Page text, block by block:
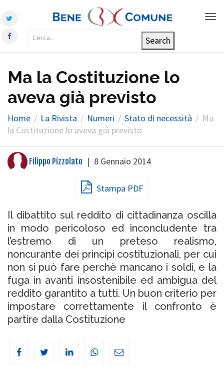
Ma la Costituzione lo
aveva già previsto
Home La Rivista Numeri Stato di necessità
Ma
la Costituzione lo aveva già previsto
Filippo Pizzolato | 8 Gennaio 2014
Stampa PDF
Il dibattito sul reddito di cittadinanza oscilla
in modo pericoloso ed inconcludente tra
l’estremo di un preteso realismo,
noncurante dei principi costituzionali, per cui
non si può fare perchè mancano i soldi, e la
fuga in avanti insostenibile ed ambigua del
reddito garantito a tutti. Un buon criterio per
impostare correttamente il confronto è
partire dalla Costituzione